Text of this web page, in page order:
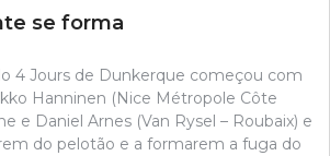
se forma
4 Jours de Dunkerque começou com
Hanninen (Nice Métropole Côte
e Daniel Arnes (Van Rysel – Roubaix) e
do pelotão e a formarem a fuga do